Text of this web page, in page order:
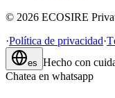
© 2026 ECOSIRE
·Política de privacidad·
es Hecho con
Chatea en whatsapp